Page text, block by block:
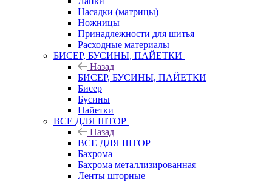
Насадки (матрицы)
Ножницы
Принадлежности для шитья
Расходные материалы
БИСЕР, БУСИНЫ, ПАЙЕТКИ
Назад
БИСЕР, БУСИНЫ, ПАЙЕТКИ
Бисер
Бусины
Пайетки
ВСЕ ДЛЯ ШТОР
Назад
ВСЕ ДЛЯ ШТОР
Бахрома
Бахрома металлизированная
Ленты шторные